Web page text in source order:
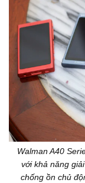
Walman A40
với khả năng
chống ồn chủ